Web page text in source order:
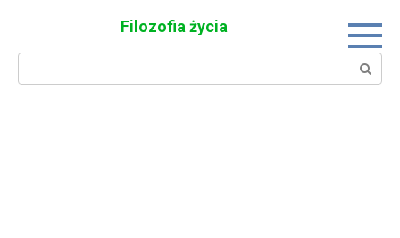
Filozofia życia
Search: